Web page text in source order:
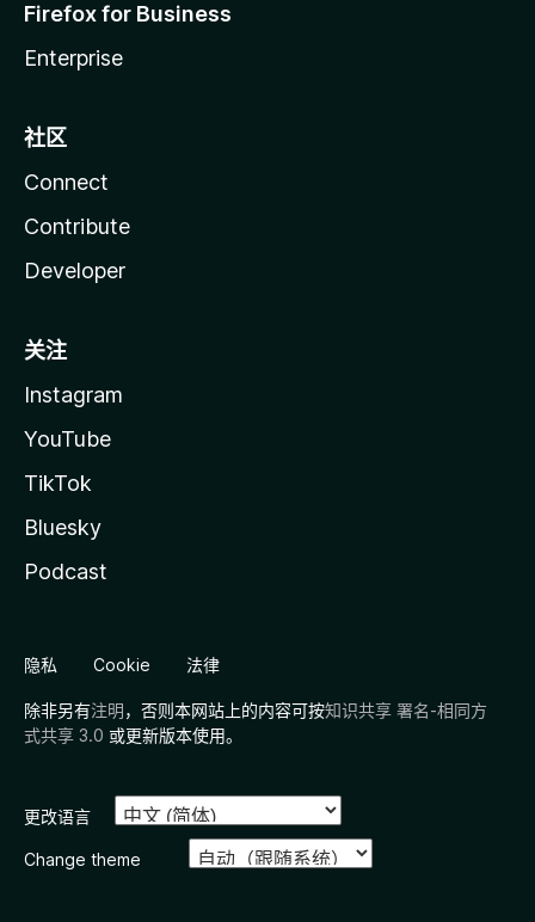
Firefox for Business
Enterprise
社区
Connect
Contribute
Developer
关注
Instagram
YouTube
TikTok
Bluesky
Podcast
隐私 Cookie 法律
除非另有注明，否则本网站上的内容可按知识共享 署名-相同方
式共享 3.0 或更新版本使用。
更改语言
Change theme